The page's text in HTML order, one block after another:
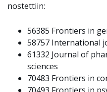
nostettiin:
56385 Frontiers in
58757 International
61332 Journal of
sciences
70483 Frontiers in